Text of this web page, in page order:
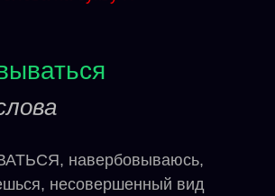
навербовываюсь,
несовершенный вид